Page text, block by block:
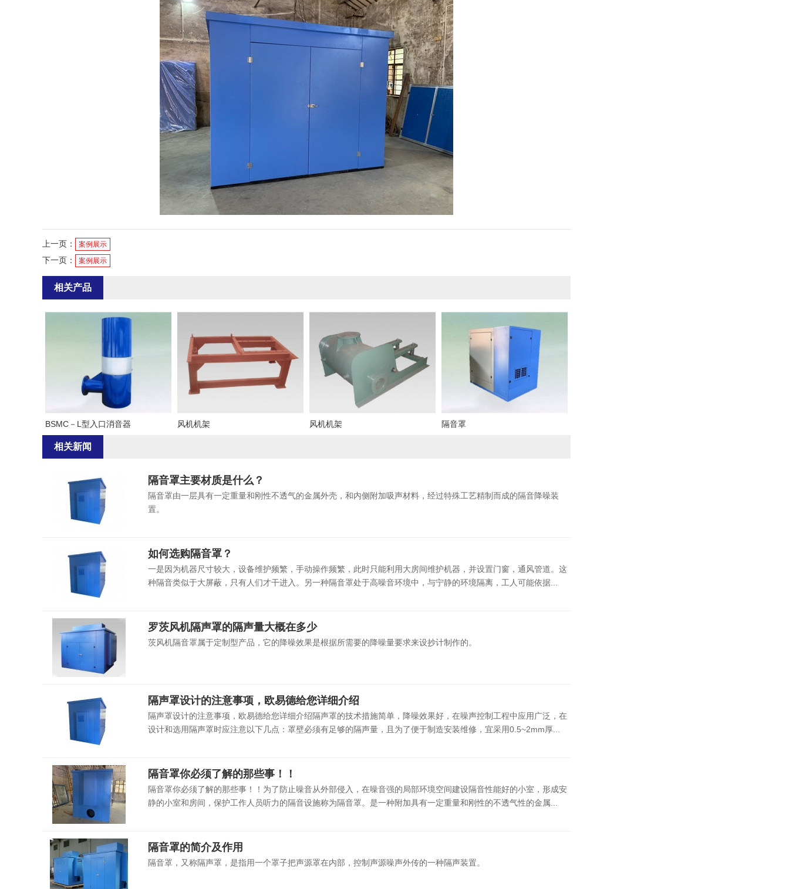
上一页： 案例展示
下一页： 案例展示
相关产品
BSMC－L型入口消音器 风机机架 风机机架 隔音罩
相关新闻
隔音罩主要材质是什么？
隔音罩由一层具有一定重量和刚性不透气的金属外壳，和内侧附加吸声材料，经过特殊工艺精制而成的隔音降噪装
置。
如何选购隔音罩？
一是因为机器尺寸较大，设备维护频繁，手动操作频繁，此时只能利用大房间维护机器，并设置门窗，通风管道。这
种隔音类似于大屏蔽，只有人们才干进入。另一种隔音罩处于高噪音环境中，与宁静的环境隔离，工人可能依据...
罗茨风机隔声罩的隔声量大概在多少
茨风机隔音罩属于定制型产品，它的降噪效果是根据所需要的降噪量要求来设抄计制作的。
隔声罩设计的注意事项，欧易德给您详细介绍
隔声罩设计的注意事项，欧易德给您详细介绍隔声罩的技术措施简单，降噪效果好，在噪声控制工程中应用广泛，在
设计和选用隔声罩时应注意以下几点：罩壁必须有足够的隔声量，且为了便于制造安装维修，宜采用0.5~2mm厚...
隔音罩你必须了解的那些事！！
隔音罩你必须了解的那些事！！为了防止噪音从外部侵入，在噪音强的局部环境空间建设隔音性能好的小室，形成安
静的小室和房间，保护工作人员听力的隔音设施称为隔音罩。是一种附加具有一定重量和刚性的不透气性的金属...
隔音罩的简介及作用
隔音罩，又称隔声罩，是指用一个罩子把声源罩在内部，控制声源噪声外传的一种隔声装置。